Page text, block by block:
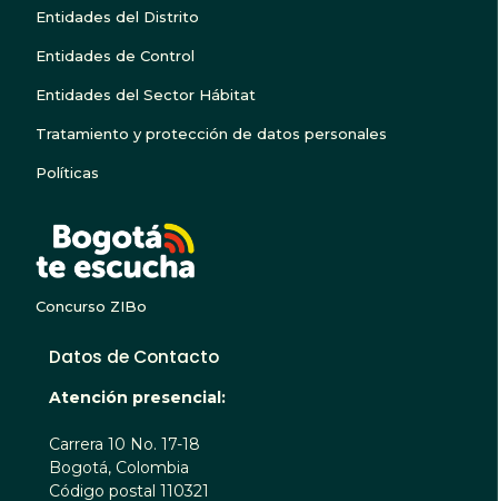
Entidades del Distrito
Entidades de Control
Entidades del Sector Hábitat
Tratamiento y protección de datos personales
Políticas
Concurso ZIBo
Datos de Contacto
Atención presencial:
Carrera 10 No. 17-18
Bogotá, Colombia
Código postal 110321